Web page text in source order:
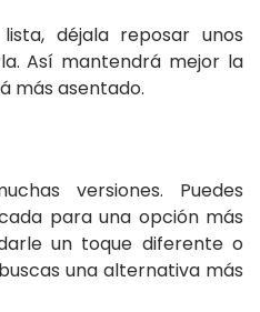
déjala reposar unos
Así mantendrá mejor la
más asentado.
versiones. Puedes
para una opción más
un toque diferente o
una alternativa más